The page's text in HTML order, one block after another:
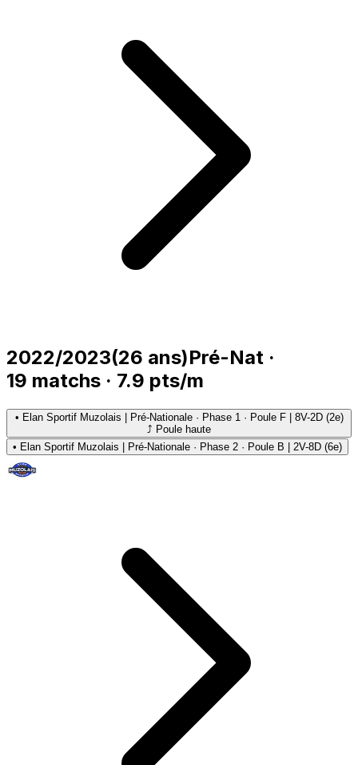
2022/2023(26 ans)Pré-Nat ·
19 matchs · 7.9 pts/m
• Elan Sportif Muzolais | Pré-Nationale · Phase 1 · Poule F | 8V-2D (2e)
⤴ Poule haute
• Elan Sportif Muzolais | Pré-Nationale · Phase 2 · Poule B | 2V-8D (6e)